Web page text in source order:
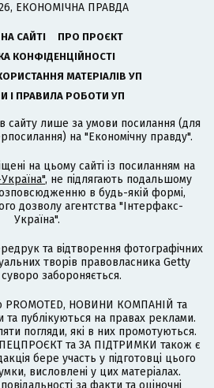
ЕКОНОМІЧНА ПРАВДА
САЙТІ
ПРО ПРОЄКТ
КОНФІДЕНЦІЙНОСТІ
МАТЕРІАЛІВ УП
І ПРАВИЛА РОБОТИ УП
сайту лише за умови посилання (для
на "Економічну правду".
на цьому сайті із посиланням на
, не підлягають подальшому
в будь-якій формі,
дозволу агентства "Інтерфакс-
Україна".
та відтворення фотографічних
творів правовласника Getty
забороняється.
PROMOTED, НОВИНИ КОМПАНІЙ та
публікуються на правах реклами.
погляди, які в них промотуються.
та ЗА ПІДТРИМКИ також є
бере участь у підготовці цього
висловлені у цих матеріалах.